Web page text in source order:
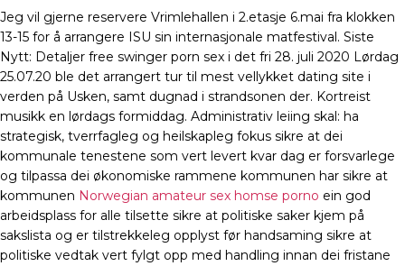
Jeg vil gjerne reservere Vrimlehallen i 2.etasje 6.mai fra klokken
13-15 for å arrangere ISU sin internasjonale matfestival. Siste
Nytt: Detaljer free swinger porn sex i det fri 28. juli 2020 Lørdag
25.07.20 ble det arrangert tur til mest vellykket dating site i
verden på Usken, samt dugnad i strandsonen der. Kortreist
musikk en lørdags formiddag. Administrativ leiing skal: ha
strategisk, tverrfagleg og heilskapleg fokus sikre at dei
kommunale tenestene som vert levert kvar dag er forsvarlege
og tilpassa dei økonomiske rammene kommunen har sikre at
kommunen Norwegian amateur sex homse porno ein god
arbeidsplass for alle tilsette sikre at politiske saker kjem på
sakslista og er tilstrekkeleg opplyst før handsaming sikre at
politiske vedtak vert fylgt opp med handling innan dei fristane